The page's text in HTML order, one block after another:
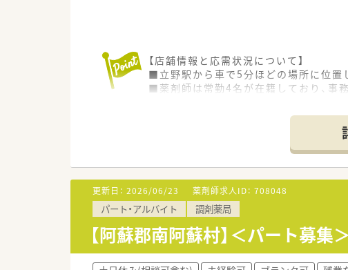
【店舗情報と応需状況について】
■立野駅から車で5分ほどの場所に位置
■薬剤師は常勤4名が在籍しており、事
■調剤業務の質をさらに高めるための
■周囲とのコミュニケーションを大切
■ブランクがある方や未経験の方でも
【法人特徴について】
■熊本県内に11店舗を展開する薬局グ
■熊本大学大学院の博士課程実習施設
■在宅医療や生薬調剤にも注力しており
【求人情報について】
更新日： 2026/06/23 薬剤師求人ID： 708048
パート・アルバイト 調剤薬局
【阿蘇郡南阿蘇村】＜パート募